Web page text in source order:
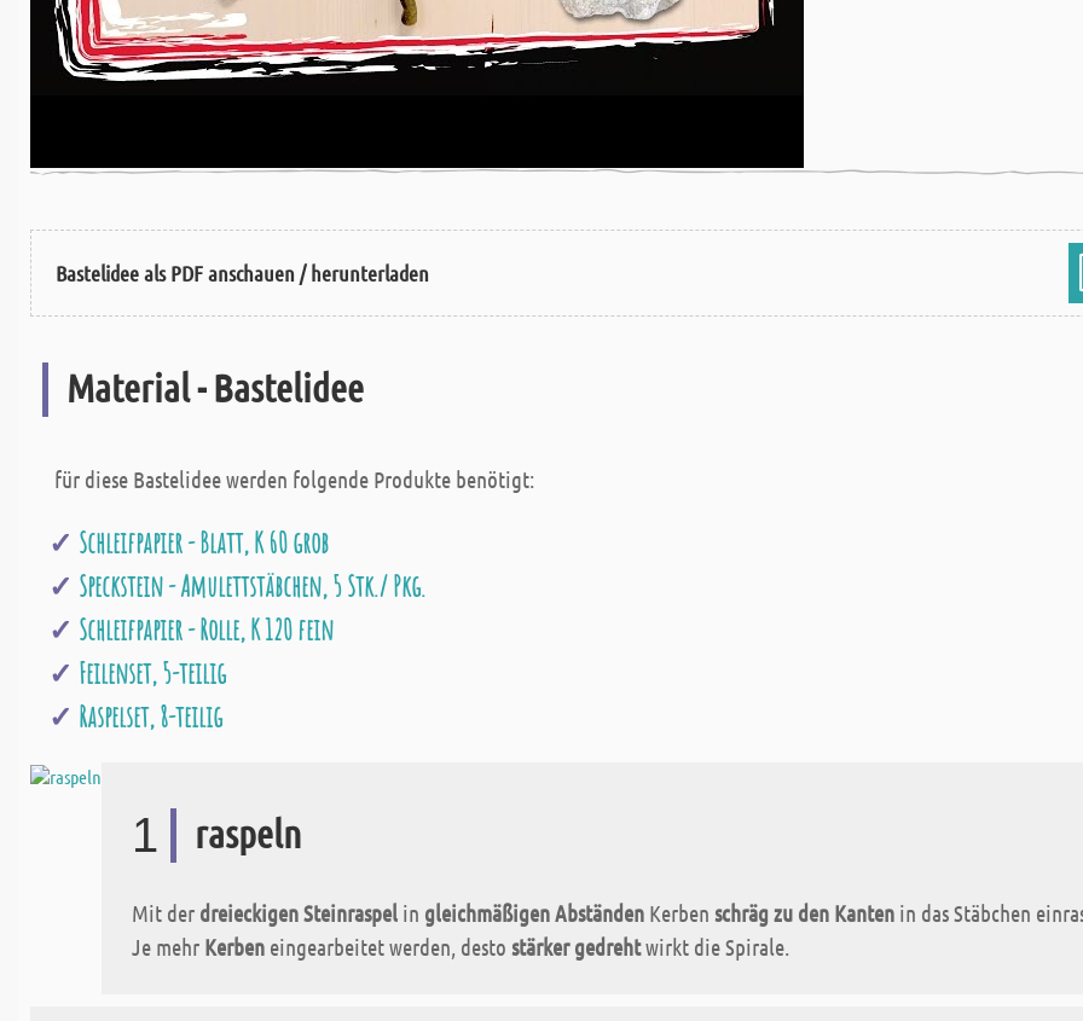
Bastelidee als PDF anschauen / herunterladen
Material - Bastelidee
für diese Bastelidee werden folgende Produkte benötigt:
Schleifpapier - Blatt, K 60 grob
Speckstein - Amulettstäbchen, 5 Stk./ Pkg.
Schleifpapier - Rolle, K 120 fein
Feilenset, 5-teilig
Raspelset, 8-teilig
1 raspeln
Mit der dreieckigen Steinraspel in gleichmäßigen Abständen Kerben schräg zu den Kanten in das Stäbchen
Je mehr Kerben eingearbeitet werden, desto stärker gedrehtwirkt die Spirale.